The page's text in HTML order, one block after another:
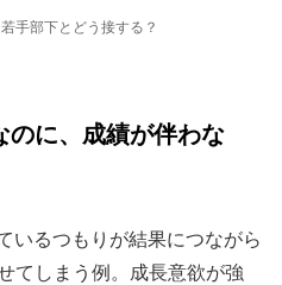
手部下とどう接する？
のに、成績が伴わな
いるつもりが結果につながら
てしまう例。成長意欲が強